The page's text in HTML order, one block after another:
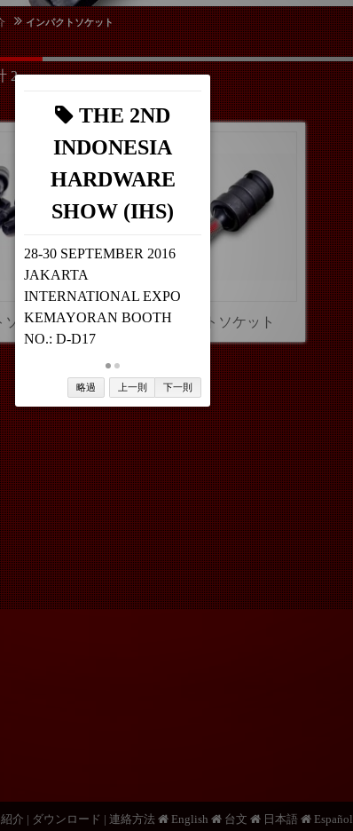
インパクトソケット
2
ソケット インパクトソケット
介 | ダウンロード | 連絡方法 English 台文 日本語 Español
THE 2ND
INDONESIA
HARDWARE
SHOW (IHS)
28-30 SEPTEMBER 2016
JAKARTA
INTERNATIONAL EXPO
KEMAYORAN BOOTH
NO.: D-D17
略過 上一則 下一則